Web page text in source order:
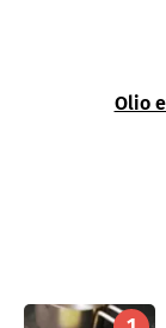
Olio